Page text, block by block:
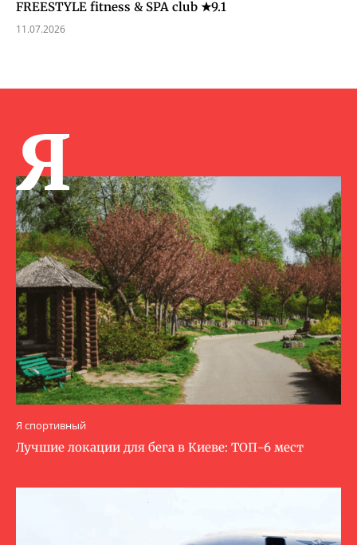
FREESTYLE fitness & SPA club ★9.1
11.07.2026
Я
Я спортивный
Лучшие локации для бега в Киеве: ТОП-6 мест